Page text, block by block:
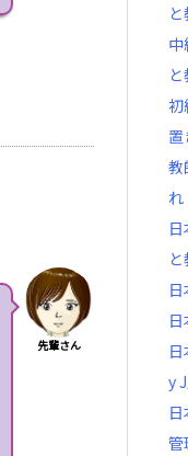
先輩さん
初
置
教
れ
y
管